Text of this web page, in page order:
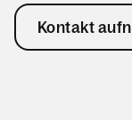
Kontakt